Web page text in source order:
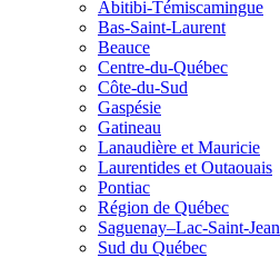
Abitibi-Témiscamingue
Bas-Saint-Laurent
Beauce
Centre-du-Québec
Côte-du-Sud
Gaspésie
Gatineau
Lanaudière et Mauricie
Laurentides et Outaouais
Pontiac
Région de Québec
Saguenay–Lac-Saint-Jean
Sud du Québec